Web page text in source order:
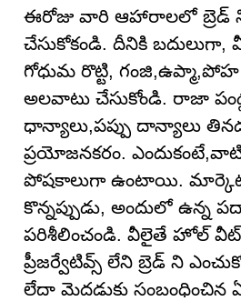
ఈరోజు వారి ఆహారాలలో బ్రెడ్
చేసుకోకండి. దీనికి
గోధుమ రొట్టి,
అలవాటు చేసుకోండి. రాజా
ధాన్యాలు,పప్పు దాన్యాలు
ప్రయోజనకరం.
పోషకాలుగా ఉంటాయి. మార్కెట్
కొన్నప్పుడు, అందులో ఉన్న
పరిశీలించండి. వీలైతే హోల్
ప్రీజర్వేటివ్స్ లేని బ్రెడ్ ని
లేదా మెదడుకు